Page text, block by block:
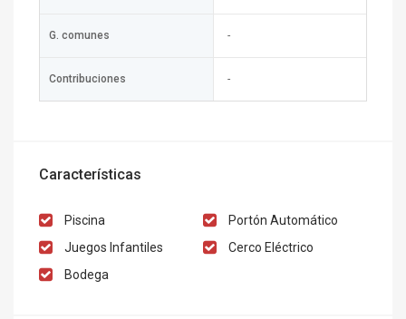
G. comunes -
Contribuciones -
Características
Piscina
Portón Automático
Juegos Infantiles
Cerco Eléctrico
Bodega